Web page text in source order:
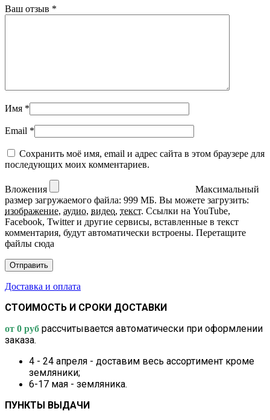
Ваш отзыв *
Имя *
Email *
Сохранить моё имя, email и адрес сайта в этом браузере для
последующих моих комментариев.
Вложения
Максимальный
размер загружаемого файла: 999 МБ. Вы можете загрузить:
изображение, аудио, видео, текст. Ссылки на YouTube,
Facebook, Twitter и другие сервисы, вставленные в текст
комментария, будут автоматически встроены. Перетащите
файлы сюда
Доставка и оплата
СТОИМОСТЬ И СРОКИ ДОСТАВКИ
от 0 руб рассчитывается автоматически при оформлении
заказа.
4 - 24 апреля - доставим весь ассортимент кроме
земляники;
6-17 мая - земляника.
ПУНКТЫ ВЫДАЧИ